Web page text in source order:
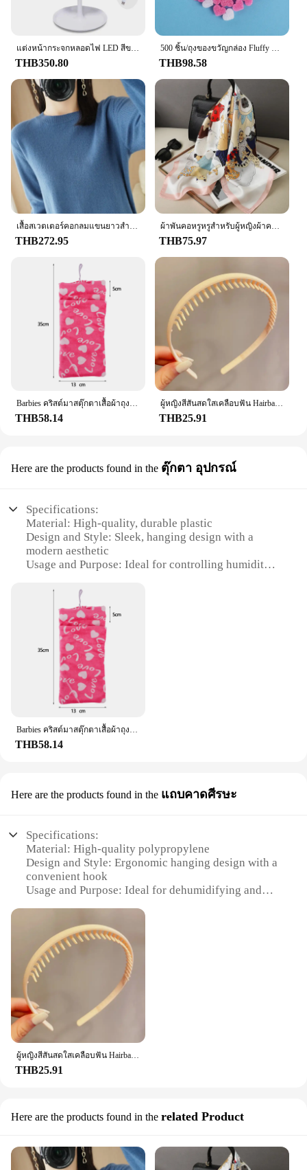
**Trusted by Professionals**
DampRid Hanging Bags are a trusted choice among
wholesalers, vendors, and suppliers. Their
consistent performance and property make them a
go-to product for those looking to maintain a
healthy and dry environment. These bags are not
only suitable for home use but also find their place
in commercial settings such as hotels, offices, and
retail stores. With their efficient moisture control
and versatile design, they are a valuable addition to
any space where humidity management is crucial.
THB350.80 THB98.58
THB272.95 THB75.97
Barbies คริสต์มาสตุ๊กตาเสื้อผ้าถุงนอนชุดนอนผ้านิ่มอุปกรณ์เสริมตุ๊กตาเสื้อผ้าสำหรับตุ๊กตาบาร์บี้และตุ๊กตา1/6 BJD Blythe ตุ๊กตาของเล่นเด็กหญิง
THB58.14
ผู้หญิงสีสันสดใสเคลือบฟัน Hairbands หักการตกแต่งแถบคาดศีรษะกลางแจ้งผม Hoop Headwear แฟชั่นอุปกรณ์เสริมผม
THB25.91
Here are the products found in the ตุ๊กตา อุปกรณ์
Specifications:
Material: High-quality, durable plastic
Design and Style: Sleek, hanging design with a
modern aesthetic
Usage and Purpose: Ideal for controlling humidity
Typical Adaptive Scenario: Perfect for closets,
bathrooms, and storage areas
Shape or Size or Weight or Quantity: Compact and
lightweight, easy to hang
Performance and Property: Effectively absorbs
excess moisture, keeping items dry and fresh
Features:
**Optimal Humidity Control**
The DampRid Hanging Bag is an essential tool for
maintaining a comfortable and dry environment in
your home or office. Crafted from high-quality,
be easily hung in closets, bathrooms, or storage
nature of the bag allows for easy placement without
taking up unnecessary space, making it an ideal
addition to any room.
**Versatile and Efficient**
This hanging bag is not just a product; it's a
solution. Its performance and property are
unmatched, as it effectively absorbs excess
moisture, keeping your belongings dry and fresh.
Whether you're a wholesaler, vendor, or simply
looking to purchase for personal use, the DampRid
Hanging Bag is an excellent choice. It's a product
that's as practical as it is stylish, ensuring that you
can maintain a healthy and comfortable
environment without compromising on aesthetics.
**Designed for Convenience**
The DampRid Hanging Bag is not just a product; it's
with any decor, while its ease of use makes it a
areas or keep your clothes fresh in your closet, this
THB58.14
Here are the products found in the แถบคาดศีรษะ
Specifications:
Material: High-quality polypropylene
Design and Style: Ergonomic hanging design with a
convenient hook
Usage and Purpose: Ideal for dehumidifying and
Performance and Property: Effective in reducing
humidity levels by up to 30%
Quantity: Available in sets of 2 or 4
Size: Compact and lightweight, designed to fit in
various spaces
Features:
|Wholesale|
**Efficient Moisture Control**
The DampRid Hanging Bag is a powerful ally in the
battle against excess moisture and dampness.
discreetly in any room, ensuring a comfortable and
dry environment. The hanging design not only
circulation, which in turn enhances its effectiveness
in reducing humidity levels by up to 30%. Whether
THB25.91
Here are the products found in the related Product